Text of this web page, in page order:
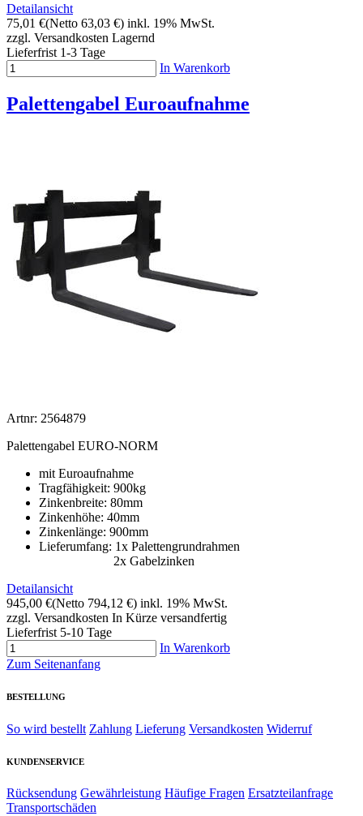
Detailansicht
75,01 €(Netto 63,03 €) inkl. 19% MwSt.
zzgl. Versandkosten Lagernd
Lieferfrist 1-3 Tage
In Warenkorb
Palettengabel Euroaufnahme
Artnr: 2564879
Palettengabel EURO-NORM
mit Euroaufnahme
Tragfähigkeit: 900kg
Zinkenbreite: 80mm
Zinkenhöhe: 40mm
Zinkenlänge: 900mm
Lieferumfang: 1x Palettengrundrahmen
2x Gabelzinken
Detailansicht
945,00 €(Netto 794,12 €) inkl. 19% MwSt.
zzgl. Versandkosten In Kürze versandfertig
Lieferfrist 5-10 Tage
In Warenkorb
Zum Seitenanfang
BESTELLUNG
So wird bestellt Zahlung Lieferung Versandkosten Widerruf
KUNDENSERVICE
Rücksendung Gewährleistung Häufige Fragen Ersatzteilanfrage
Transportschäden